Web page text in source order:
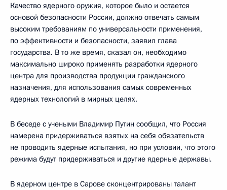
Качество ядерного оружия, которое было и остается
основой безопасности России, должно отвечать самым
высоким требованиям по универсальности применения,
по эффективности и безопасности, заявил глава
государства. В то же время, сказал он, необходимо
максимально широко применять разработки ядерного
центра для производства продукции гражданского
назначения, для использования самых современных
ядерных технологий в мирных целях.
В беседе с учеными Владимир Путин сообщил, что Россия
намерена придерживаться взятых на себя обязательств
не проводить ядерные испытания, но при условии, что этого
режима будут придерживаться и другие ядерные державы.
В ядерном центре в Сарове сконцентрированы талант